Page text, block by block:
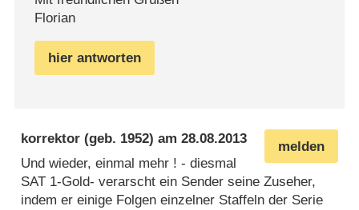
Florian
hier antworten
melden
korrektor (geb. 1952) am28.08.2013
Und wieder, einmal mehr ! - diesmal
SAT 1-Gold- verarscht ein Sender seine Zuseher,
indem er einige Folgen einzelner Staffeln der Serie